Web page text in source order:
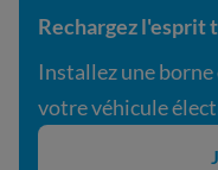
Rechargez l'esprit
Installez une
votre véhicule